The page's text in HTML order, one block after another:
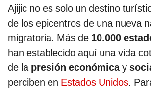
Ajijic no es solo un destino
de los epicentros de una nueva
migratoria. Más de 10.000
han establecido aquí una vida
de la presión económicay
perciben en Estados Unidos.